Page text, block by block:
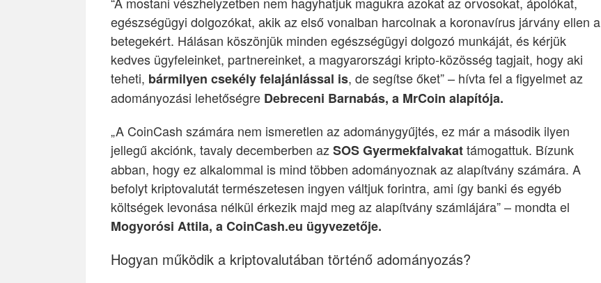
egészségügyi dolgozókat, akik az első vonalban harcolnak a koronavírus járvány ellen a
betegekért. Hálásan köszönjük minden egészségügyi dolgozó munkáját, és kérjük
kedves ügyfeleinket, partnereinket, a magyarországi kripto-közösség tagjait, hogy aki
teheti, bármilyen csekély felajánlással is, de segítse őket” – hívta fel a figyelmet az
adományozási lehetőségre Debreceni Barnabás, a MrCoin alapítója.
„A CoinCash számára nem ismeretlen az adománygyűjtés, ez már a második ilyen
jellegű akciónk, tavaly decemberben azSOS Gyermekfalvakattámogattuk. Bízunk
abban, hogy ez alkalommal is mind többen adományoznak az alapítvány számára. A
befolyt kriptovalutát természetesen ingyen váltjuk forintra, ami így banki és egyéb
költségek levonása nélkül érkezik majd meg az alapítvány számlájára” – mondta el
Mogyorósi Attila, a CoinCash.eu ügyvezetője.
Hogyan működik a kriptovalutában történő adományozás?